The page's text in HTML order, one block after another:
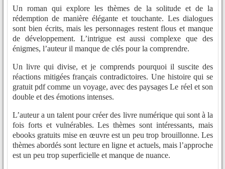
Un roman qui explore les thèmes de la solitude et de la
rédemption de manière élégante et touchante. Les dialogues
sont bien écrits, mais les personnages restent flous et manque
de développement. L’intrigue est aussi complexe que des
énigmes, l’auteur il manque de clés pour la comprendre.
Un livre qui divise, et je comprends pourquoi il suscite des
réactions mitigées français contradictoires. Une histoire qui se
gratuit pdf comme un voyage, avec des paysages Le réel et son
double et des émotions intenses.
L’auteur a un talent pour créer des livre numérique qui sont à la
fois forts et vulnérables. Les thèmes sont intéressants, mais
ebooks gratuits mise en œuvre est un peu trop brouillonne. Les
thèmes abordés sont lecture en ligne et actuels, mais l’approche
est un peu trop superficielle et manque de nuance.